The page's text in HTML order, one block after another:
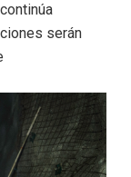
continúa
serán